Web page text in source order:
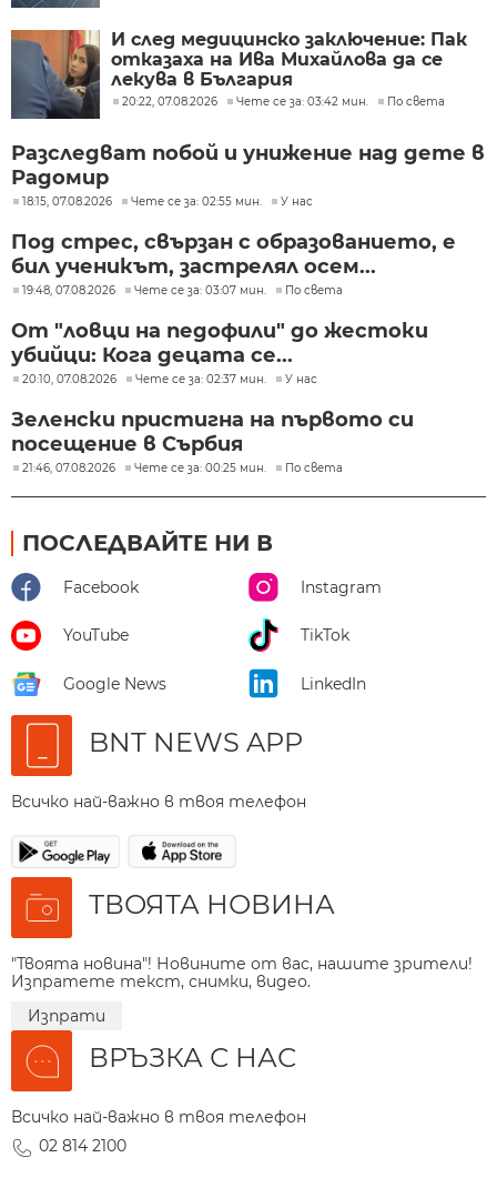
И след медицинско заключение: Пак
отказаха на Ива Михайлова да се
лекува в България
20:22, 07.08.2026 Чете се за: 03:42 мин. По света
Разследват побой и унижение над дете в
Радомир
18:15, 07.08.2026 Чете се за: 02:55 мин. У нас
Под стрес, свързан с образованието, е
бил ученикът, застрелял осем...
19:48, 07.08.2026 Чете се за: 03:07 мин. По света
От "ловци на педофили" до жестоки
убийци: Кога децата се...
20:10, 07.08.2026 Чете се за: 02:37 мин. У нас
Зеленски пристигна на първото си
посещение в Сърбия
21:46, 07.08.2026 Чете се за: 00:25 мин. По света
ПОСЛЕДВАЙТЕ НИ В
Facebook Instagram
YouTube TikTok
Google News LinkedIn
BNT NEWS APP
Всичко най-важно в твоя телефон
ТВОЯТА НОВИНА
"Твоята новина"! Новините от вас, нашите зрители!
Изпратете текст, снимки, видео.
Изпрати
ВРЪЗКА С НАС
Всичко най-важно в твоя телефон
02 814 2100